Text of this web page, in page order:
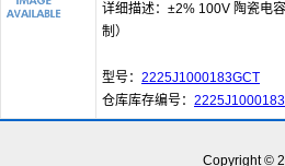
详细描述：±2% 100V 陶瓷电
制）
型号： 2225J1000183GCT
仓库库存编号：
Copyright ©